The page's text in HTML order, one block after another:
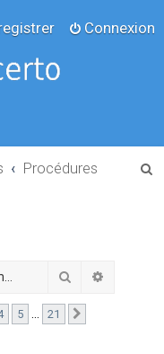
Connexion
Procédures
Rechercher
5 … 21